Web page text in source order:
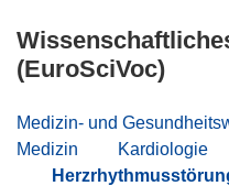
(EuroSciVoc)
Medizin- und
Medizin
Kardiologie